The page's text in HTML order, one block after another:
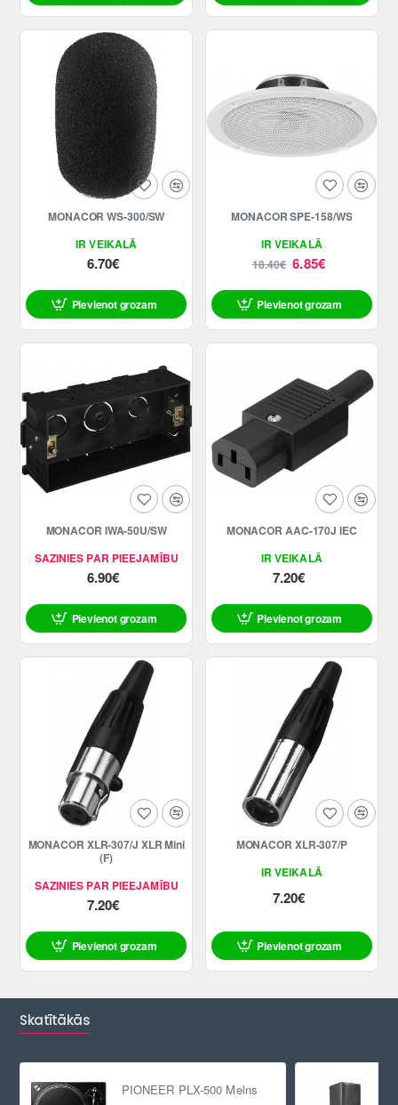
IR VEIKALĀ
MONACOR WS-300/SW
6.70€
Pievienot grozam
ATLAIDE
-63%
IR VEIKALĀ
MONACOR SPE-158/WS
6.85€
18.40€
Pievienot grozam
SAZINIES PAR PIEEJAMĪBU
MONACOR IWA-50U/SW
6.90€
Pievienot grozam
IR VEIKALĀ
MONACOR AAC-170J IEC
7.20€
Pievienot grozam
SAZINIES PAR PIEEJAMĪBU
MONACOR XLR-307/J XLR Mini
(F)
7.20€
Pievienot grozam
IR VEIKALĀ
MONACOR XLR-307/P
7.20€
Pievienot grozam
Skatītākās
PIONEER PLX-500 Melns